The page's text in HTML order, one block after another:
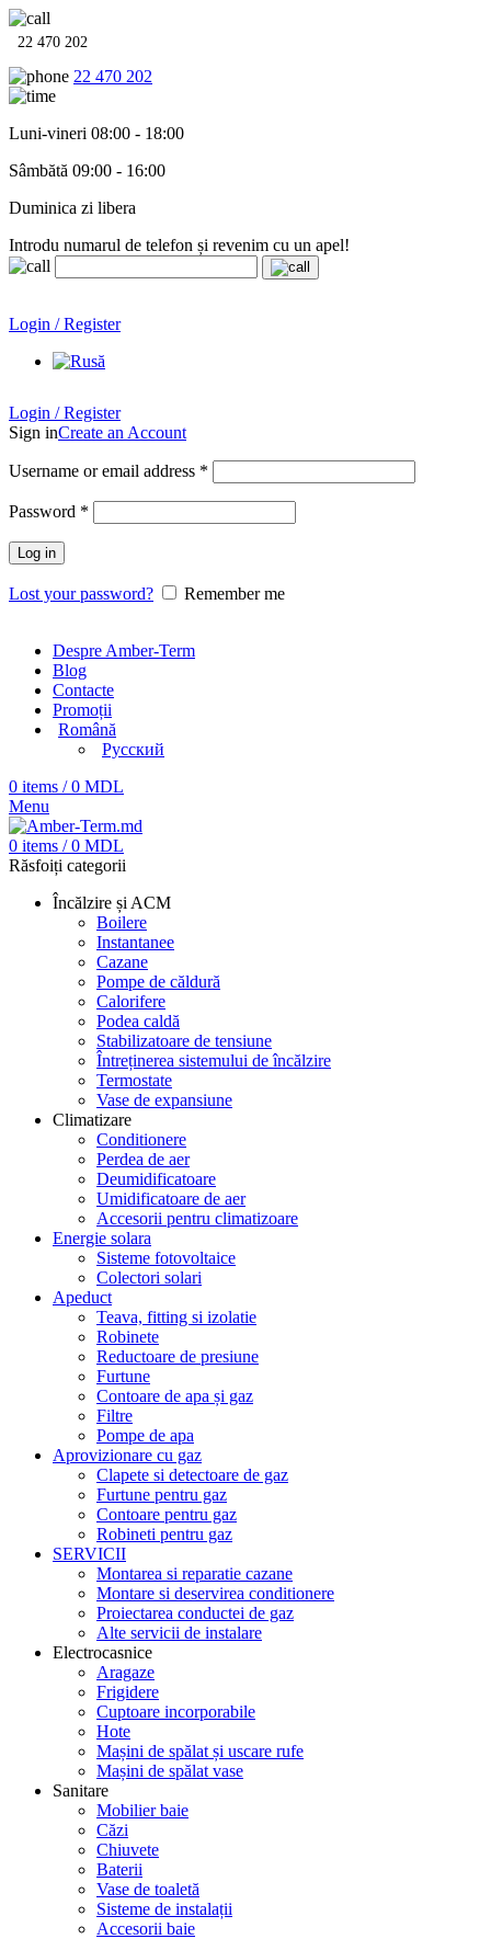
22 470 202
22 470 202
Luni-vineri 08:00 - 18:00
Sâmbătă 09:00 - 16:00
Duminica zi libera
Introdu numarul de telefon și revenim cu un apel!
Login / Register
Login / Register
Sign inCreate an Account
Username or email address *
Password *
Log in
Lost your password? Remember me
Despre Amber-Term
Blog
Contacte
Promoții
Română
Русский
0 items / 0 MDL
Menu
0 items / 0 MDL
Răsfoiți categorii
Încălzire și ACM
Boilere
Instantanee
Cazane
Pompe de căldură
Calorifere
Podea caldă
Stabilizatoare de tensiune
Întreținerea sistemului de încălzire
Termostate
Vase de expansiune
Climatizare
Conditionere
Perdea de aer
Deumidificatoare
Umidificatoare de aer
Accesorii pentru climatizoare
Energie solara
Sisteme fotovoltaice
Colectori solari
Apeduct
Teava, fitting si izolatie
Robinete
Reductoare de presiune
Furtune
Contoare de apa și gaz
Filtre
Pompe de apa
Aprovizionare cu gaz
Clapete si detectoare de gaz
Furtune pentru gaz
Contoare pentru gaz
Robineti pentru gaz
SERVICII
Montarea si reparatie cazane
Montare si deservirea conditionere
Proiectarea conductei de gaz
Alte servicii de instalare
Electrocasnice
Aragaze
Frigidere
Cuptoare incorporabile
Hote
Mașini de spălat și uscare rufe
Mașini de spălat vase
Sanitare
Mobilier baie
Căzi
Chiuvete
Baterii
Vase de toaletă
Sisteme de instalații
Accesorii baie